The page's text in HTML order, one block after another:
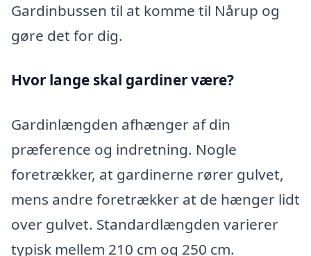
Gardinbussen til at komme til Nårup og
gøre det for dig.
Hvor lange skal gardiner være?
Gardinlængden afhænger af din
præference og indretning. Nogle
foretrækker, at gardinerne rører gulvet,
mens andre foretrækker at de hænger lidt
over gulvet. Standardlængden varierer
typisk mellem 210 cm og 250 cm.